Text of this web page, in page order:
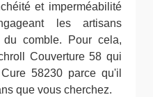
et imperméabilité
les artisans
comble. Pour cela,
Couverture 58 qui
58230 parce qu'il
que vous cherchez.